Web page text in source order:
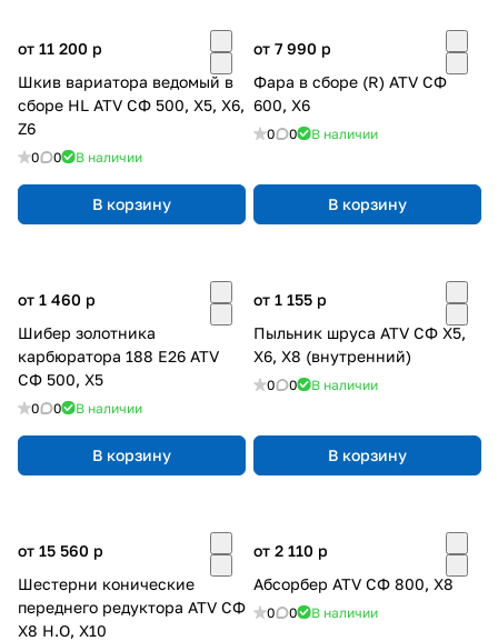
от 11 200 p
Шкив вариатора ведомый в
сборе HL ATV СФ 500, X5, X6,
Z6
0 0 В наличии
В корзину
от 7 990 p
Фара в сборе (R) ATV СФ
600, X6
0 0 В наличии
В корзину
от 1 460 p
Шибер золотника
карбюратора 188 E26 ATV
СФ 500, X5
0 0 В наличии
В корзину
от 1 155 p
Пыльник шруса ATV СФ X5,
X6, X8 (внутренний)
0 0 В наличии
В корзину
от 15 560 p
Шестерни конические
переднего редуктора ATV СФ
X8 H.O, X10
от 2 110 p
Абсорбер ATV СФ 800, X8
0 0 В наличии